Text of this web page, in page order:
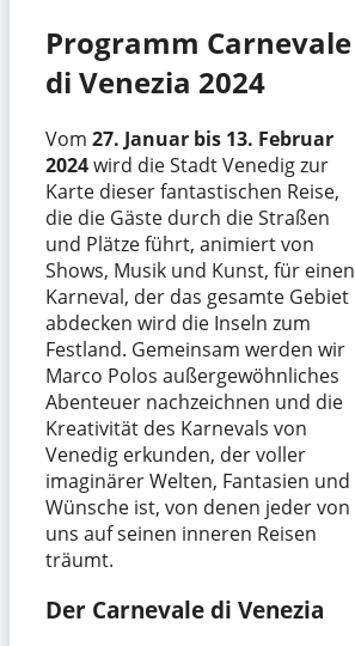
Programm Carnevale
di Venezia 2024
Vom 27. Januar bis 13. Februar
2024wird die Stadt Venedig zur
Karte dieser fantastischen Reise,
die die Gäste durch die Straßen
und Plätze führt, animiert von
Shows, Musik und Kunst, für einen
Karneval, der das gesamte Gebiet
abdecken wird die Inseln zum
Festland. Gemeinsam werden wir
Marco Polos außergewöhnliches
Abenteuer nachzeichnen und die
Kreativität des Karnevals von
Venedig erkunden, der voller
imaginärer Welten, Fantasien und
Wünsche ist, von denen jeder von
uns auf seinen inneren Reisen
träumt.
Der Carnevale di Venezia